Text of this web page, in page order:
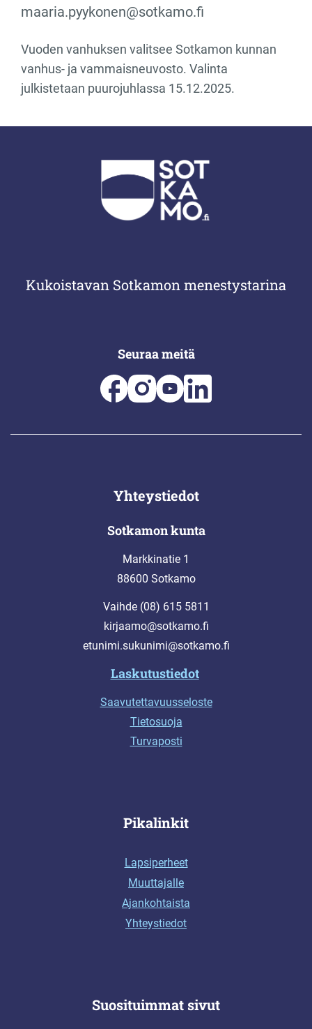
maaria.pyykonen@sotkamo.fi
Vuoden vanhuksen valitsee Sotkamon kunnan
vanhus- ja vammaisneuvosto. Valinta
julkistetaan puurojuhlassa 15.12.2025.
Kukoistavan Sotkamon menestystarina
Seuraa meitä
Yhteystiedot
Sotkamon kunta
Markkinatie 1
88600 Sotkamo
Vaihde (08) 615 5811
kirjaamo@sotkamo.fi
etunimi.sukunimi@sotkamo.fi
Laskutustiedot
Saavutettavuusseloste
Tietosuoja
Turvaposti
Pikalinkit
Lapsiperheet
Muuttajalle
Ajankohtaista
Yhteystiedot
Suosituimmat sivut